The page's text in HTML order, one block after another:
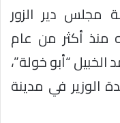
مجلس دير الزور
منذ أكثر من عام
“أبو خولة”،
الوزير في مدينة